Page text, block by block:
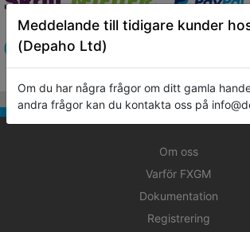
Meddelande till tidigare kunder
(Depaho Ltd)
Om du har några frågor om ditt gamla
andra frågor kan du kontakta oss på
Om oss
Varför FXGM
Dokumentation
Registrering